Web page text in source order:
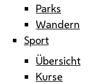
Parks
Wandern
Sport
Übersicht
Kurse